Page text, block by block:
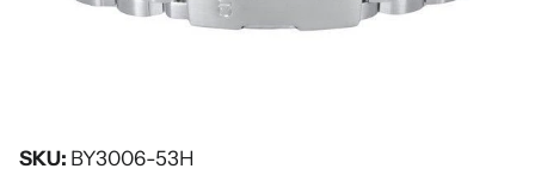
SKU: BY3006-53H